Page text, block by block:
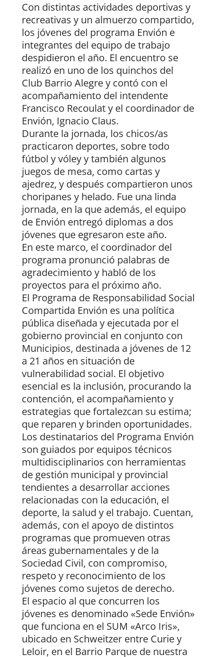
Con distintas actividades deportivas y
recreativas y un almuerzo compartido,
los jóvenes del programa Envión e
integrantes del equipo de trabajo
despidieron el año. El encuentro se
realizó en uno de los quinchos del
Club Barrio Alegre y contó con el
acompañamiento del intendente
Francisco Recoulat y el coordinador de
Envión, Ignacio Claus.
Durante la jornada, los chicos/as
practicaron deportes, sobre todo
fútbol y vóley y también algunos
juegos de mesa, como cartas y
ajedrez, y después compartieron unos
choripanes y helado. Fue una linda
jornada, en la que además, el equipo
de Envión entregó diplomas a dos
jóvenes que egresaron este año.
En este marco, el coordinador del
programa pronunció palabras de
agradecimiento y habló de los
proyectos para el próximo año.
El Programa de Responsabilidad Social
Compartida Envión es una política
pública diseñada y ejecutada por el
gobierno provincial en conjunto con
Municipios, destinada a jóvenes de 12
a 21 años en situación de
vulnerabilidad social. El objetivo
esencial es la inclusión, procurando la
contención, el acompañamiento y
estrategias que fortalezcan su estima;
que reparen y brinden oportunidades.
Los destinatarios del Programa Envión
son guiados por equipos técnicos
multidisciplinarios con herramientas
de gestión municipal y provincial
tendientes a desarrollar acciones
relacionadas con la educación, el
deporte, la salud y el trabajo. Cuentan,
además, con el apoyo de distintos
programas que promueven otras
áreas gubernamentales y de la
Sociedad Civil, con compromiso,
respeto y reconocimiento de los
jóvenes como sujetos de derecho.
El espacio al que concurren los
jóvenes es denominado «Sede Envión»
que funciona en el SUM «Arco Iris»,
ubicado en Schweitzer entre Curie y
Leloir, en el Barrio Parque de nuestra